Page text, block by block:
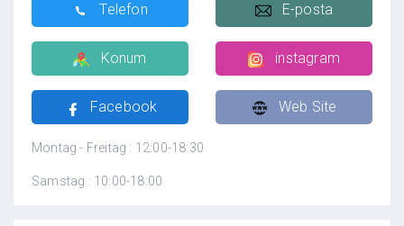
Telefon E-posta
Konum instagram
Facebook Web Site
Montag - Freitag : 12:00-18:30
Samstag : 10:00-18:00